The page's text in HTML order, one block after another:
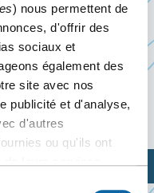
) nous permettent de
d'offrir des
sociaux et
également des
site avec nos
publicité et d'analyse,
d'autres
ou qu'ils ont
des congrès de
CSQ 2027,
des
votre visite